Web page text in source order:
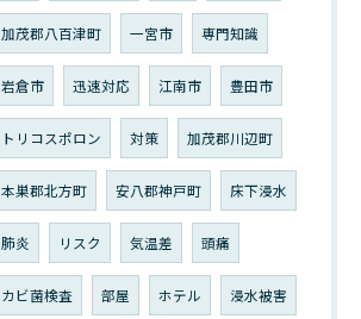
加茂郡八百津町 一宮市 専門知識
岩倉市 迅速対応 江南市 豊田市
トリコスポロン 対策 加茂郡川辺町
本巣郡北方町 安八郡神戸町 床下浸水
肺炎 リスク 気温差 頭痛
カビ菌検査 部屋 ホテル 浸水被害